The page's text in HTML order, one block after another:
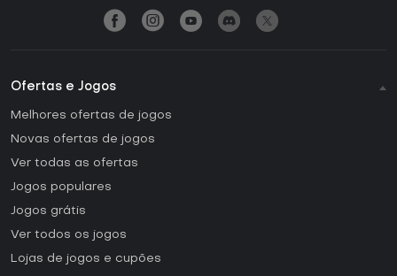
Ofertas e Jogos
Melhores ofertas de jogos
Novas ofertas de jogos
Ver todas as ofertas
Jogos populares
Jogos grátis
Ver todos os jogos
Lojas de jogos e cupões